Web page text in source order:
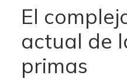
El
actual de
primas